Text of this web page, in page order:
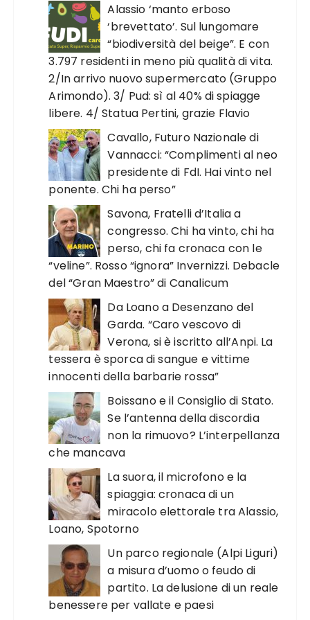
Alassio ‘manto erboso
‘brevettato’. Sul lungomare
“biodiversità del beige”. E con
3.797 residenti in meno più qualità di vita.
2/In arrivo nuovo supermercato (Gruppo
Arimondo). 3/ Pud: sì al 40% di spiagge
libere. 4/ Statua Pertini, grazie Flavio
Cavallo, Futuro Nazionale di
Vannacci: “Complimenti al neo
presidente di FdI. Hai vinto nel
ponente. Chi ha perso”
Savona, Fratelli d’Italia a
congresso. Chi ha vinto, chi ha
perso, chi fa cronaca con le
“veline”. Rosso “ignora” Invernizzi. Debacle
del “Gran Maestro” di Canalicum
Da Loano a Desenzano del
Garda. “Caro vescovo di
Verona, si è iscritto all’Anpi. La
tessera è sporca di sangue e vittime
innocenti della barbarie rossa”
Boissano e il Consiglio di Stato.
Se l’antenna della discordia
non la rimuovo? L’interpellanza
che mancava
La suora, il microfono e la
spiaggia: cronaca di un
miracolo elettorale tra Alassio,
Loano, Spotorno
Un parco regionale (Alpi Liguri)
a misura d’uomo o feudo di
partito. La delusione di un reale
benessere per vallate e paesi